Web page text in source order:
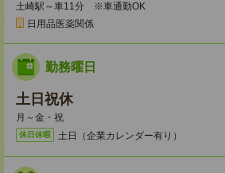
土崎駅～車11分 ※車通勤OK
日用品医薬関係
勤務曜日
土日祝休
月～金・祝
休日休暇 土日（企業カレンダー有り）